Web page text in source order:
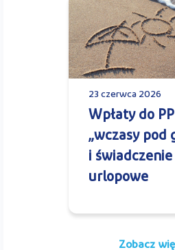
23 czerwca 2026
Wpłaty do
„wczasy pod
i świadczenie
urlopowe
Zobacz